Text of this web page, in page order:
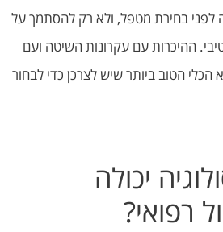
לפני בחירת מטפל, ולא רק להסתמך על
ההיכרות עם עקרונות השיטה ועם
הכלי הטוב ביותר שיש לצרכן כדי לבחור
יכולה
רפואי?